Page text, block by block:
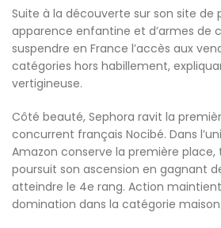
Suite à la découverte sur son site de
apparence enfantine et d’armes de
suspendre en France l’accès aux
catégories hors habillement,
vertigineuse.
Côté beauté, Sephora ravit la
concurrent français Nocibé. Dans
Amazon conserve la première place,
poursuit son ascension en gagnant
atteindre le 4e rang. Action
domination dans la catégorie maison.